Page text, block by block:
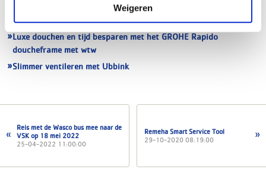
Weigeren
Rothenberger Spiral starterset
Luxe douchen en tijd besparen met het GROHE Rapido
doucheframe met wtw
Slimmer ventileren met Ubbink
Reis met de Wasco bus mee naar de
VSK op 18 mei 2022
25-04-2022 11:00:00
Remeha Smart Service Tool
29-10-2020 08:19:00